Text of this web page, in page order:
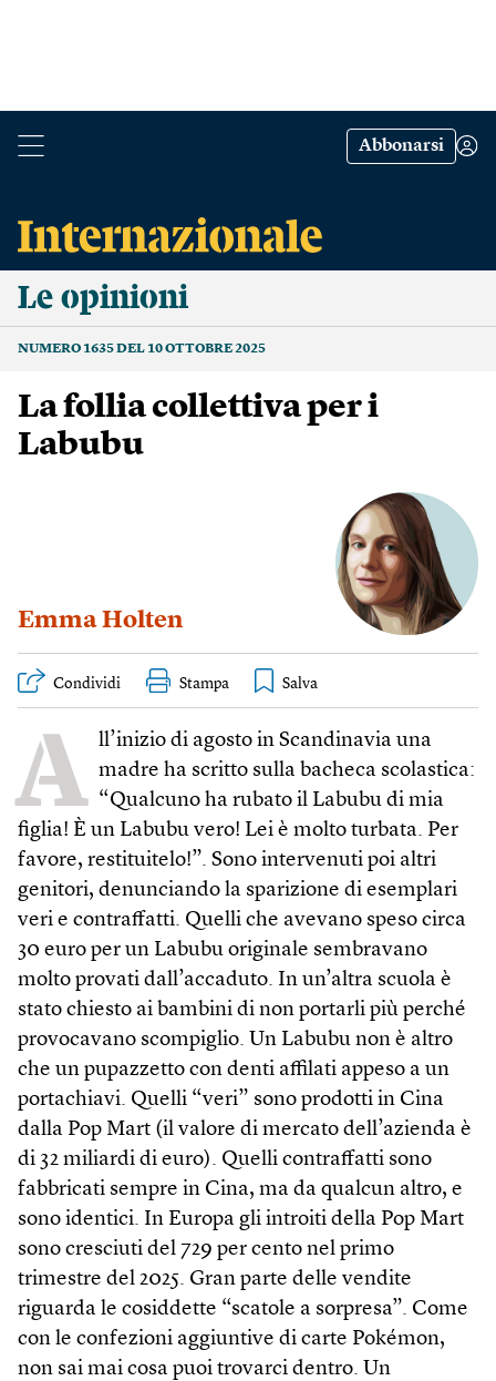
Abbonarsi
Le opinioni
NUMERO 1635 DEL 10 OTTOBRE 2025
La follia collettiva per i
Labubu
Emma Holten
Condividi Stampa
A ll’inizio di agosto in Scandinavia una
madre ha scritto sulla bacheca scolastica:
“Qualcuno ha rubato il Labubu di mia
figlia! È un Labubu vero! Lei è molto turbata. Per
favore, restituitelo!”. Sono intervenuti poi altri
genitori, denunciando la sparizione di esemplari
veri e contraffatti. Quelli che avevano speso circa
30 euro per un Labubu originale sembravano
molto provati dall’accaduto. In un’altra scuola è
stato chiesto ai bambini di non portarli più perché
provocavano scompiglio. Un Labubu non è altro
che un pupazzetto con denti affilati appeso a un
portachiavi. Quelli “veri” sono prodotti in Cina
dalla Pop Mart (il valore di mercato dell’azienda è
di 32 miliardi di euro). Quelli contraffatti sono
fabbricati sempre in Cina, ma da qualcun altro, e
sono identici. In Europa gli introiti della Pop Mart
sono cresciuti del 729 per cento nel primo
trimestre del 2025. Gran parte delle vendite
riguarda le cosiddette “scatole a sorpresa”. Come
con le confezioni aggiuntive di carte Pokémon,
non sai mai cosa puoi trovarci dentro. Un